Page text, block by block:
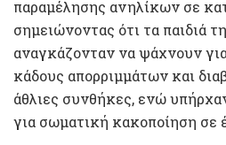
παραμέλησης ανηλίκων σε
σημειώνοντας ότι τα παιδιά
αναγκάζονταν να ψάχνουν
κάδους απορριμμάτων και
άθλιες συνθήκες, ενώ
για σωματική κακοποίηση σε